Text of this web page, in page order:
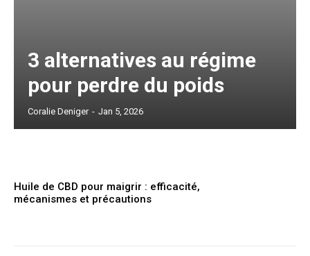
3 alternatives au régime
pour perdre du poids
Coralie Deniger - Jan 5, 2026
Huile de CBD pour maigrir : efficacité,
mécanismes et précautions